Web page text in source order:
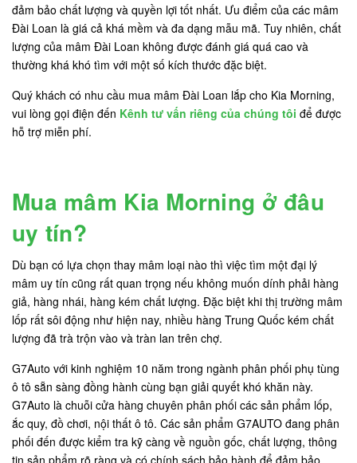
đảm bảo chất lượng và quyền lợi tốt nhất. Ưu điểm của các mâm
Đài Loan là giá cả khá mềm và đa dạng mẫu mã. Tuy nhiên, chất
lượng của mâm Đài Loan không được đánh giá quá cao và
thường khá khó tìm với một số kích thước đặc biệt.
Quý khách có nhu cầu mua mâm Đài Loan lắp cho Kia Morning,
vui lòng gọi điện đến Kênh tư vấn riêng của chúng tôi để được
hỗ trợ miễn phí.
Mua mâm Kia Morning ở đâu
uy tín?
Dù bạn có lựa chọn thay mâm loại nào thì việc tìm một đại lý
mâm uy tín cũng rất quan trọng nếu không muốn dính phải hàng
giả, hàng nhái, hàng kém chất lượng. Đặc biệt khi thị trường mâm
lốp rất sôi động như hiện nay, nhiều hàng Trung Quốc kém chất
lượng đã trà trộn vào và tràn lan trên chợ.
G7Auto với kinh nghiệm 10 năm trong ngành phân phối phụ tùng
ô tô sẵn sàng đồng hành cùng bạn giải quyết khó khăn này.
G7Auto là chuỗi cửa hàng chuyên phân phối các sản phẩm lốp,
ắc quy, đồ chơi, nội thất ô tô. Các sản phẩm G7AUTO đang phân
phối đến được kiểm tra kỹ càng về nguồn gốc, chất lượng, thông
tin sản phẩm rõ ràng và có chính sách bảo hành để đảm bảo